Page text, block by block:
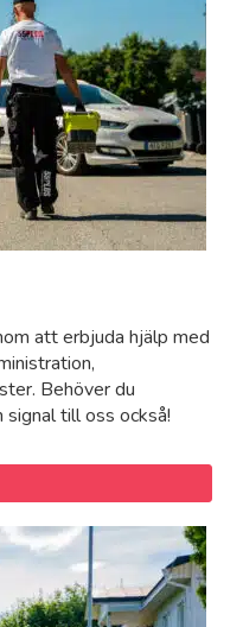
att erbjuda hjälp med
Behöver du
till oss också!